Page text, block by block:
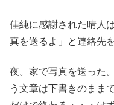
佳純に感謝された晴人
真を送るよ」と連絡先
夜。家で写真を送った
う文章は下書きのまま